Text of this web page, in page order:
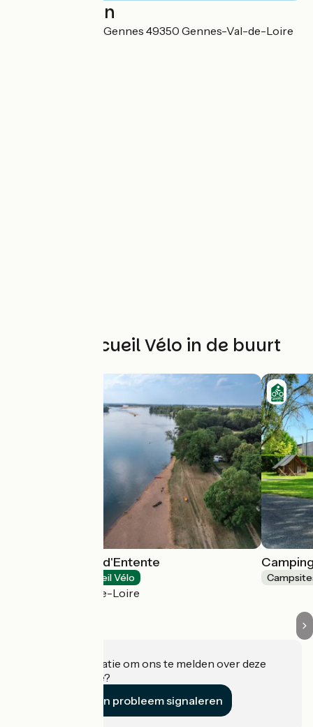
Localisation
1 place du 19 mars Gennes 49350 Gennes-Val-de-Loire
Andere Accueil Vélo in de buurt
Camping Terre d'Entente
Accueil Vélo
Gennes-Val-de-Loire
Heeft u informatie om ons te melden over deze
accommodatie?
Een probleem signaleren